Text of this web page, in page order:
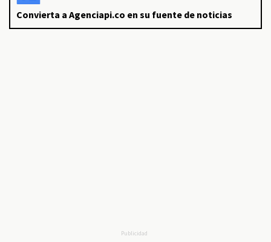
Convierta a Agenciapi.co en su fuente de noticias
Publicidad